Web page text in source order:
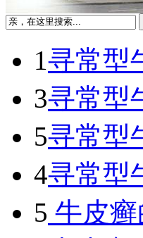
1寻常型
3寻常型
5寻常型
4寻常型
5 牛皮